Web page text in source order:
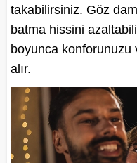
takabilirsiniz. Göz
batma hissini
boyunca konforunuzu
alır.